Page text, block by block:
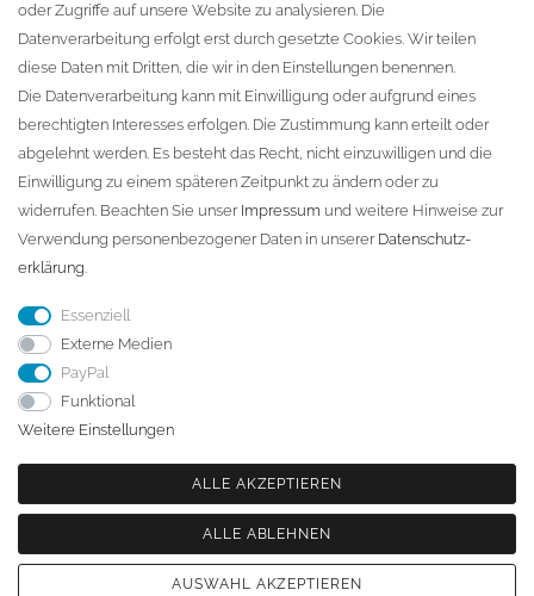
Fa. Steffen Jost
Söbrigener Weg 50
D-01796 Pirna
Telefon:+49 (0)3501 507295
info@dach-teufel.de
© Copyright 2026 | Alle Rechte vorbehalten. - | Realisation
oder Zugriffe auf unsere Website zu analysieren. Die
Datenverarbeitung erfolgt erst durch gesetzte Cookies. Wir teilen
diese Daten mit Dritten, die wir in den Einstellungen benennen.
Die Datenverarbeitung kann mit Einwilligung oder aufgrund eines
berechtigten Interesses erfolgen. Die Zustimmung kann erteilt oder
abgelehnt werden. Es besteht das Recht, nicht einzuwilligen und die
Einwilligung zu einem späteren Zeitpunkt zu ändern oder zu
widerrufen. Beachten Sie unser Impressum und weitere Hinweise zur
Verwendung personenbezogener Daten in unserer Daten­schutz­
erklärung.
Essenziell
Externe Medien
PayPal
Funktional
Weitere Einstellungen
ALLE AKZEPTIEREN
ALLE ABLEHNEN
AUSWAHL AKZEPTIEREN